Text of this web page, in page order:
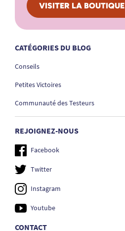
VISITER LA BOUTIQUE
CATÉGORIES DU BLOG
Conseils
Petites Victoires
Communauté des Testeurs
REJOIGNEZ-NOUS
Facebook
Twitter
Instagram
Youtube
CONTACT